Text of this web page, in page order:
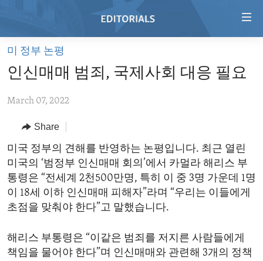
Skip
main
Skip
Navigation
Skip
to
Search
HOME
VIDEO
RADIO
REGIONS
AFRICA
AMERICAS
ASIA
EUROPE
MIDDLE EAST
TOPICS
HUMAN RIGHTS
SECURITY AND DEFENSE
AID AND DEVELOPMENT
DEMOCRACY AND GOVERNANCE
ECONOMY AND TRADE
ARCHIVE
ABOUT US
미 정부 논평
인신매매 범죄, 국제사회 대응 필요
March 07, 2022
Share
미국 정부의 견해를 반영하는 논평입니다. 최근 열린
미국의 ‘범정부 인신매매 회의’에서 카멀라 해리스 부
통령은 “전세계 2천500만명, 특히 이 중 3명 가운데 1명
이 18세 이하 인신매매 피해자”라며 “우리는 이들에게
초점을 맞춰야 한다”고 말했습니다.
해리스 부통령은 “이같은 범죄를 저지른 사람들에게
책임을 물어야 한다”며 인신매매와 관련해 3개의 정책